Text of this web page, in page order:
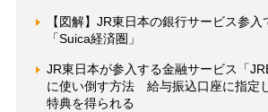
【図解】JR東日本の銀行サービス参
「Suica経済圏」
JR東日本が参入する金融サービス「
に使い倒す方法 給与振込口座に指定
特典を得られる